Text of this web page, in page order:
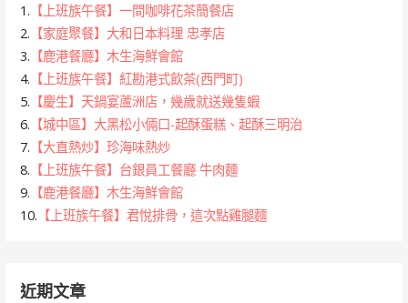
1. 【上班族午餐】一間咖啡花茶簡餐店
2. 【家庭聚餐】大和日本料理 忠孝店
3. 【鹿港餐廳】木生海鮮會館
4. 【上班族午餐】紅勘港式飲茶(西門町)
5. 【慶生】天鍋宴蘆洲店，幾歲就送幾隻蝦
6. 【城中區】大黑松小倆口-起酥蛋糕、起酥三明治
7. 【大直熱炒】珍海味熱炒
8. 【上班族午餐】台銀員工餐廳 牛肉麵
9. 【鹿港餐廳】木生海鮮會館
10. 【上班族午餐】君悅排骨，這次點雞腿麵
近期文章